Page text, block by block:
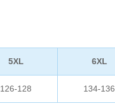
5XL 6XL
126-128 134-136